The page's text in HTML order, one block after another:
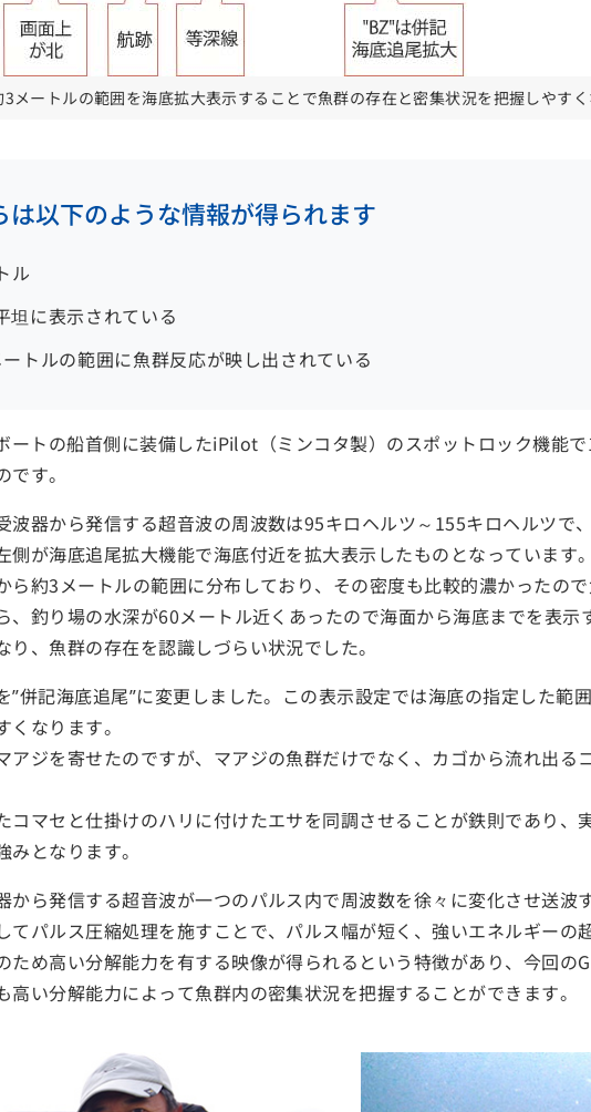
メートルの範囲を海底拡大表示することで魚群の存在と密集状況を把握しやす
は以下のような情報が得られます
ル
坦に表示されている
トルの範囲に魚群反応が映し出されている
ートの船首側に装備したiPilot（ミンコタ製）のスポットロック機能
す。
波器から発信する超音波の周波数は95キロヘルツ～155キロヘルツで
側が海底追尾拡大機能で海底付近を拡大表示したものとなっています
ら約3メートルの範囲に分布しており、その密度も比較的濃かったの
、釣り場の水深が60メートル近くあったので海面から海底までを表
、魚群の存在を認識しづらい状況でした。
”併記海底追尾”に変更しました。この表示設定では海底の指定した範
なります。
アジを寄せたのですが、マアジの魚群だけでなく、カゴから流れ出る
コマセと仕掛けのハリに付けたエサを同調させることが鉄則であり、
となります。
から発信する超音波が一つのパルス内で周波数を徐々に変化させ送波
てパルス圧縮処理を施すことで、パルス幅が短く、強いエネルギーの
ため高い分解能力を有する映像が得られるという特徴があり、今回の
高い分解能力によって魚群内の密集状況を把握することができます。